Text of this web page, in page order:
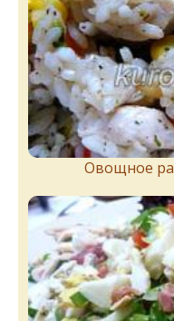
Овощное